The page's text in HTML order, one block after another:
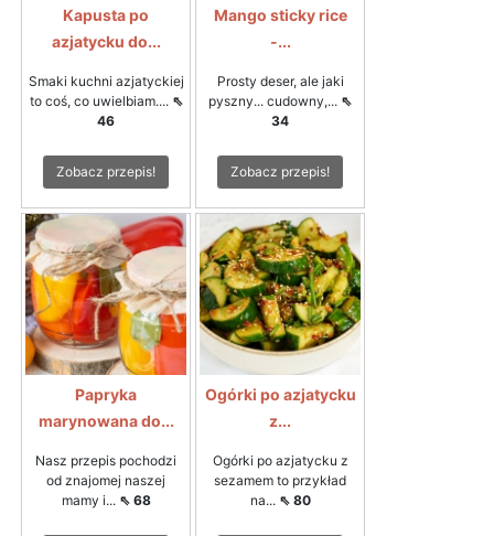
Kapusta po
azjatycku do...
Smaki kuchni azjatyckiej
to coś, co uwielbiam.... ⇖
46
Zobacz przepis!
Mango sticky rice
-...
Prosty deser, ale jaki
pyszny... cudowny,... ⇖
34
Zobacz przepis!
Papryka
marynowana do...
Nasz przepis pochodzi
od znajomej naszej
mamy i... ⇖ 68
Ogórki po azjatycku
z...
Ogórki po azjatycku z
sezamem to przykład
na... ⇖ 80